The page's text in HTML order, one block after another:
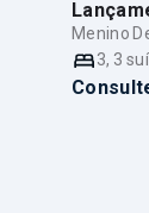
Menino
3, 3